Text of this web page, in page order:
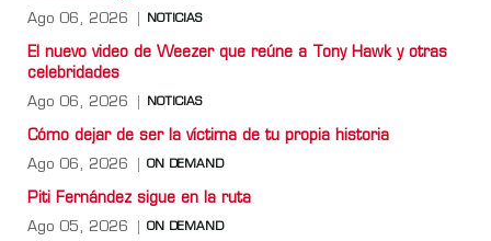
Ago 06, 2026 NOTICIAS
El nuevo video de Weezer que reúne a Tony Hawk y otras
celebridades
Ago 06, 2026 NOTICIAS
Cómo dejar de ser la víctima de tu propia historia
Ago 06, 2026 ON DEMAND
Piti Fernández sigue en la ruta
Ago 05, 2026 ON DEMAND